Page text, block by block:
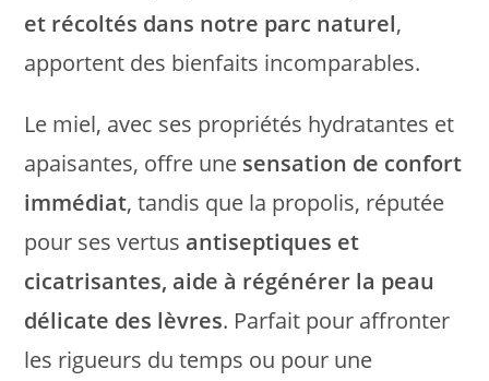
et récoltés dans notre parc naturel,
apportent des bienfaits incomparables.
Le miel, avec ses propriétés hydratantes et
apaisantes, offre une sensation de confort
immédiat, tandis que la propolis, réputée
pour ses vertus antiseptiques et
cicatrisantes, aide à régénérer la peau
délicate des lèvres. Parfait pour affronter
les rigueurs du temps ou pour une